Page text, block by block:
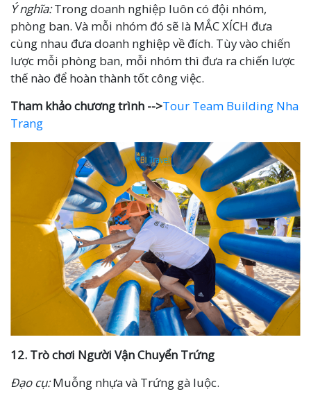
Ý nghĩa:Trong doanh nghiệp luôn có đội nhóm,
phòng ban. Và mỗi nhóm đó sẽ là MẮC XÍCH đưa
cùng nhau đưa doanh nghiệp về đích. Tùy vào chiến
lược mỗi phòng ban, mỗi nhóm thì đưa ra chiến lược
thế nào để hoàn thành tốt công việc.
Tham khảo chương trình -->Tour Team Building Nha
Trang
12. Trò chơi Người Vận Chuyển Trứng
Đạo cụ:Muỗng nhựa và Trứng gà luộc.